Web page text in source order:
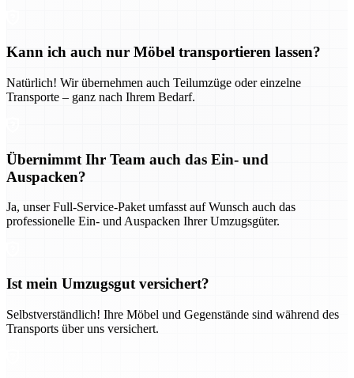
Kann ich auch nur Möbel transportieren lassen?
Natürlich! Wir übernehmen auch Teilumzüge oder einzelne
Transporte – ganz nach Ihrem Bedarf.
Übernimmt Ihr Team auch das Ein- und
Auspacken?
Ja, unser Full-Service-Paket umfasst auf Wunsch auch das
professionelle Ein- und Auspacken Ihrer Umzugsgüter.
Ist mein Umzugsgut versichert?
Selbstverständlich! Ihre Möbel und Gegenstände sind während des
Transports über uns versichert.